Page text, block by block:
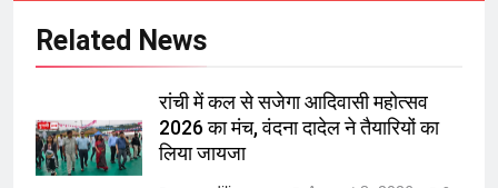
Related News
रांची में कल से सजेगा आदिवासी महोत्सव
2026 का मंच, वंदना दादेल ने तैयारियों का
लिया जायजा